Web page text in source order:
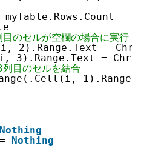
myTable.Rows.Count
のセルが空欄の場合に実行
2).Range.Text =
=
目のセルを結合
Nothing
Nothing